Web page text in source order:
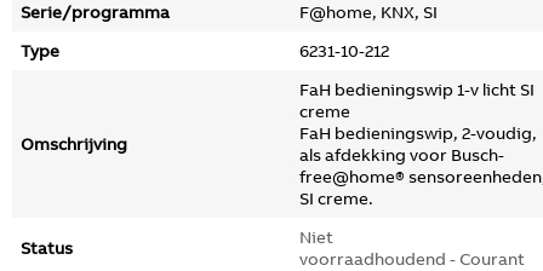
Serie/programma
F@home, KNX, SI
Type
6231-10-212
Omschrijving
FaH bedieningswip 1-v licht SI
creme
FaH bedieningswip, 2-voudig,
als afdekking voor Busch-
free@home®
SI creme.
Status
Niet
voorraadhoudend - Courant